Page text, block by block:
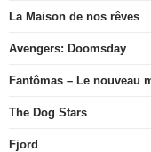
La Maison de nos rêves
Avengers: Doomsday
Fantômas – Le nouveau
The Dog Stars
Fjord